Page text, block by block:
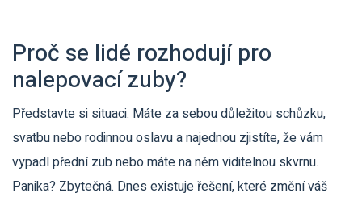
Proč se lidé rozhodují pro
nalepovací zuby?
Představte si situaci. Máte za sebou důležitou schůzku,
svatbu nebo rodinnou oslavu a najednou zjistíte, že vám
vypadl přední zub nebo máte na něm viditelnou skvrnu.
Panika? Zbytečná. Dnes existuje řešení, které změní váš